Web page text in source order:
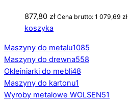
877,80 zł Cena brutto: 1 079,69 zł
koszyka
Maszyny do metalu1085
Maszyny do drewna558
Okleiniarki do mebli48
Maszyny do kartonu1
Wyroby metalowe WOLSEN51